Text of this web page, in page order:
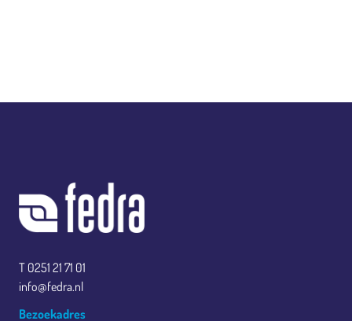
T 0251 21 71 01
info@fedra.nl
Bezoekadres